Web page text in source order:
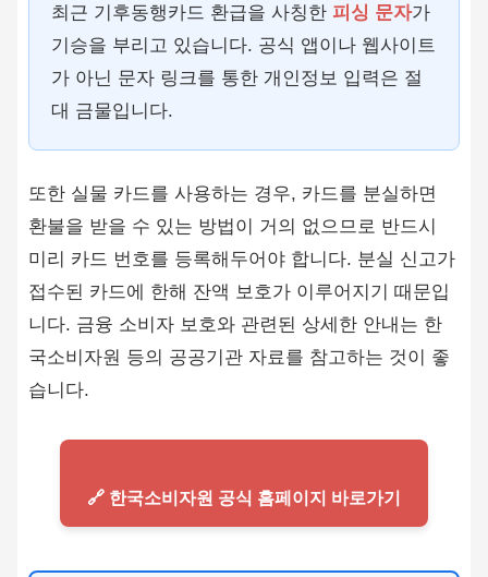
최근 기후동행카드 환급을 사칭한 피싱 문자가
기승을 부리고 있습니다. 공식 앱이나 웹사이트
가 아닌 문자 링크를 통한 개인정보 입력은 절
대 금물입니다.
또한 실물 카드를 사용하는 경우, 카드를 분실하면
환불을 받을 수 있는 방법이 거의 없으므로 반드시
미리 카드 번호를 등록해두어야 합니다. 분실 신고가
접수된 카드에 한해 잔액 보호가 이루어지기 때문입
니다. 금융 소비자 보호와 관련된 상세한 안내는 한
국소비자원 등의 공공기관 자료를 참고하는 것이 좋
습니다.
🔗 한국소비자원 공식 홈페이지 바로가기